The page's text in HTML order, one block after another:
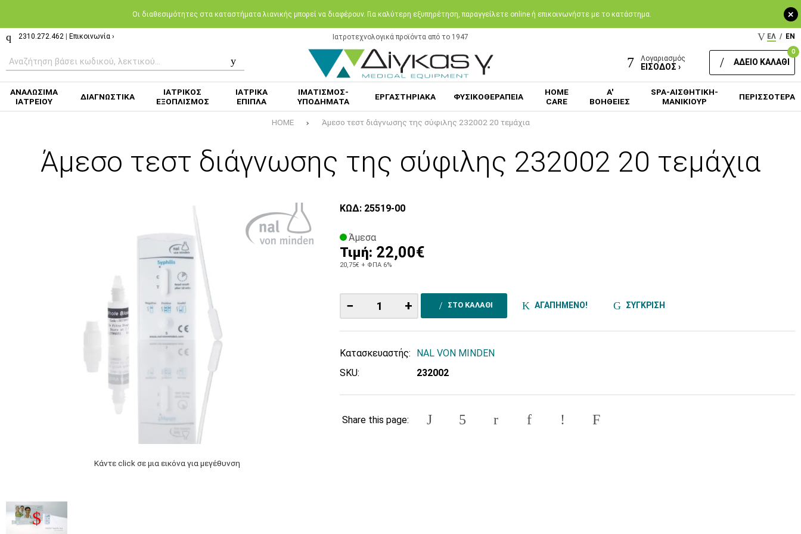
+
Oι διαθεσιμότητες στα καταστήματα λιανικής μπορεί να διαφέρουν. Για καλύτερη εξυπηρέτηση, παραγγείλετε online ή επικοινωνήστε με το κατάστημα.
2310.272.462 Επικοινωνία › Ιατροτεχνολογικά προϊόντα από το 1947 ΕΛ / EN
Λογαριασμός
ΕΙΣΟΔΟΣ ›
0
ΑΔΕΙΟ ΚΑΛΑΘΙ
ΑΝΑΛΩΣΙΜΑ
ΙΑΤΡΕΙΟΥ
ΔΙΑΓΝΩΣΤΙΚΑ
ΙΑΤΡΙΚΟΣ
ΕΞΟΠΛΙΣΜΟΣ
ΙΑΤΡΙΚΑ
ΕΠΙΠΛΑ
ΙΜΑΤΙΣΜΟΣ-
ΥΠΟΔΗΜΑΤΑ
ΕΡΓΑΣΤΗΡΙΑΚΑ ΦΥΣΙΚΟΘΕΡΑΠΕΙΑ
HOME
CARE
Α'
ΒΟΗΘΕΙΕΣ
SPA-ΑΙΣΘΗΤΙΚΗ-
ΜΑΝΙΚΙΟΥΡ
ΠΕΡΙΣΣΟΤΕΡΑ
HOME Άμεσο τεστ διάγνωσης της σύφιλης 232002 20 τεμάχια
Άμεσο τεστ διάγνωσης της σύφιλης 232002 20 τεμάχια
Κάντε click σε μια εικόνα για μεγέθυνση
ΚΩΔ: 25519-00
Άμεσα
Τιμή: 22,00€
20,75€ + ΦΠΑ 6%
− + ΣΤΟ ΚΑΛΑΘΙ ΑΓΑΠΗΜΕΝΟ! ΣΥΓΚΡΙΣΗ
Κατασκευαστής:
NAL VON MINDEN
SKU:
232002
Share this page: